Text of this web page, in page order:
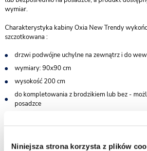
Niniejsza strona korzysta z plików
wymiar.
Charakterystyka kabiny Oxia New Trendy
szczotkowana :
drzwi podwójne uchylne na zewnątrz i do
wymiary: 90x90 cm
wysokość 200 cm
do kompletowania z brodzikiem lub bez -
posadzce
powłoka Active Shield 2.0 ułatwiająca